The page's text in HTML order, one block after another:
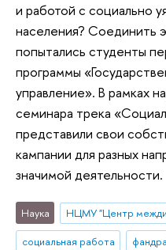
и работой с социально
населения? Соединить
попытались студенты
программы
управление». В рамках
семинара трека
представили свои
кампании для разных
значимой деятельности.
Наука
социальная работа